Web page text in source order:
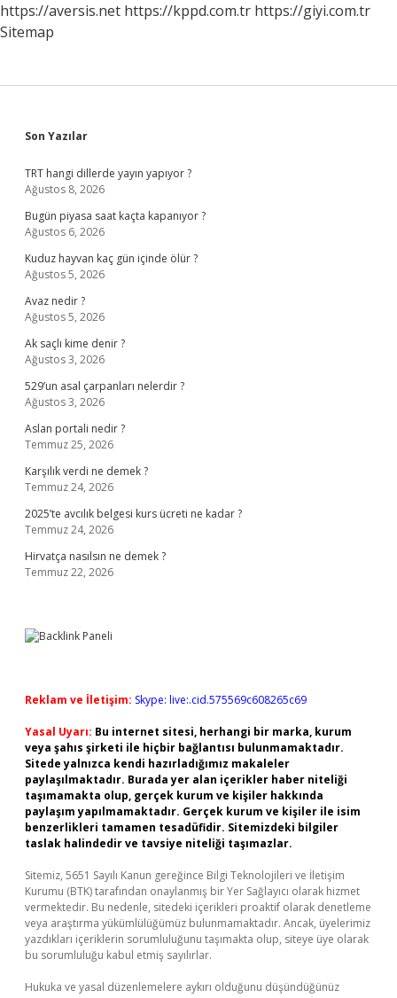
https://aversis.net https://kppd.com.tr https://giyi.com.tr
Sitemap
Sidebar
Son Yazılar
TRT hangi dillerde yayın yapıyor ?
Ağustos 8, 2026
Bugün piyasa saat kaçta kapanıyor ?
Ağustos 6, 2026
Kuduz hayvan kaç gün içinde ölür ?
Ağustos 5, 2026
Avaz nedir ?
Ağustos 5, 2026
Ak saçlı kime denir ?
Ağustos 3, 2026
529’un asal çarpanları nelerdir ?
Ağustos 3, 2026
Aslan portali nedir ?
Temmuz 25, 2026
Karşılık verdi ne demek ?
Temmuz 24, 2026
2025’te avcılık belgesi kurs ücreti ne kadar ?
Temmuz 24, 2026
Hirvatça nasılsın ne demek ?
Temmuz 22, 2026
Reklam ve İletişim: Skype: live:.cid.575569c608265c69
Yasal Uyarı: Bu internet sitesi, herhangi bir marka, kurum
veya şahıs şirketi ile hiçbir bağlantısı bulunmamaktadır.
Sitede yalnızca kendi hazırladığımız makaleler
paylaşılmaktadır. Burada yer alan içerikler haber niteliği
taşımamakta olup, gerçek kurum ve kişiler hakkında
paylaşım yapılmamaktadır. Gerçek kurum ve kişiler ile isim
benzerlikleri tamamen tesadüfidir. Sitemizdeki bilgiler
taslak halindedir ve tavsiye niteliği taşımazlar.
Sitemiz, 5651 Sayılı Kanun gereğince Bilgi Teknolojileri ve İletişim
Kurumu (BTK) tarafından onaylanmış bir Yer Sağlayıcı olarak hizmet
vermektedir. Bu nedenle, sitedeki içerikleri proaktif olarak denetleme
veya araştırma yükümlülüğümüz bulunmamaktadır. Ancak, üyelerimiz
yazdıkları içeriklerin sorumluluğunu taşımakta olup, siteye üye olarak
bu sorumluluğu kabul etmiş sayılırlar.
Hukuka ve yasal düzenlemelere aykırı olduğunu düşündüğünüz